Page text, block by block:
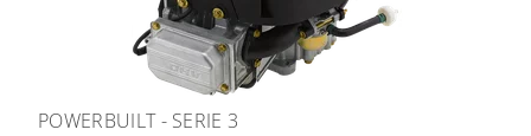
POWERBUILT - SERIE 3